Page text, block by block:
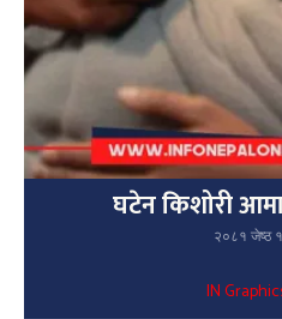
घटेन किशोरी
२०८१ जेष्ठ
IN